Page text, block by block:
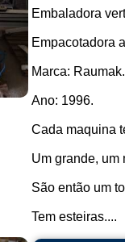
Embaladora
Empacotadora
Marca: Raumak.
Ano: 1996.
Cada maquina
Um grande, um
São então um
Tem esteiras....